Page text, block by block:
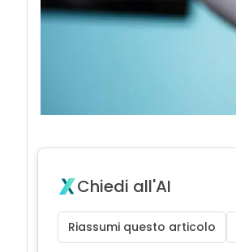
Chiedi all'AI
Riassumi questo articolo